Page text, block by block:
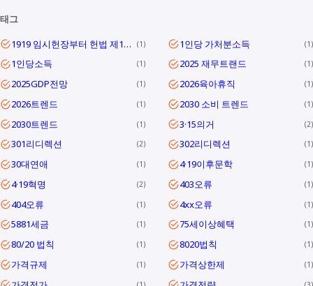
태그
1919 임시헌장부터 헌법 제1조까지
1 1인당 가처분소득 1
1인당소득 1 2025 재무트랜드 1
2025GDP전망 1 2026육아휴직 1
2026트렌드 1 2030 소비 트렌드 1
2030트렌드 1 3·15의거 2
301리디렉션 2 302리디렉션 1
30대연애 1 4·19이후문학 1
4·19혁명 2 403오류 1
404오류 1 4xx오류 1
5881세금 1 75세이상혜택 1
80/20 법칙 1 8020법칙 1
가격규제 1 가격상한제 1